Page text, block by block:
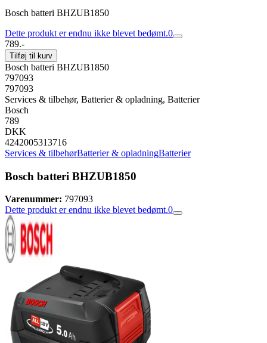
Bosch batteri BHZUB1850
Dette produkt er endnu ikke blevet bedømt.0
789.-
Tilføj til kurv
Bosch batteri BHZUB1850
797093
797093
Services & tilbehør, Batterier & opladning, Batterier
Bosch
789
DKK
4242005313716
Services & tilbehørBatterier & opladningBatterier
Bosch batteri BHZUB1850
Varenummer: 797093
Dette produkt er endnu ikke blevet bedømt.0